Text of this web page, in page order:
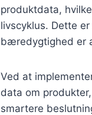
produktdata,
livscyklus. Dette
bæredygtighed er
Ved at
data om
smartere